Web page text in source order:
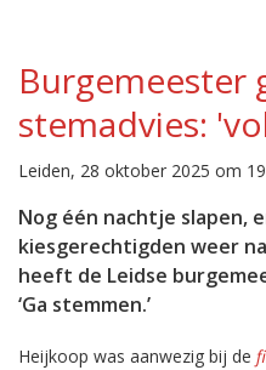
Burgemeester
stemadvies:
Leiden, 28 oktober 2025 om
Nog één nachtje slapen,
kiesgerechtigden weer
heeft de Leidse
‘Ga stemmen.’
Heijkoop was aanwezig bij de